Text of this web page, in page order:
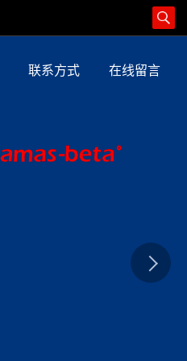
联系方式 在线留言